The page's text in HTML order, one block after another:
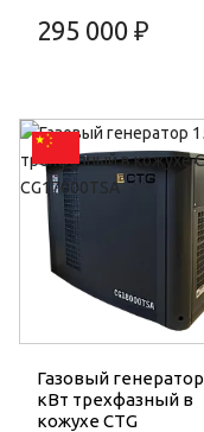
295 000 ₽
Газовый
кВт трехфазный в
кожухе CTG